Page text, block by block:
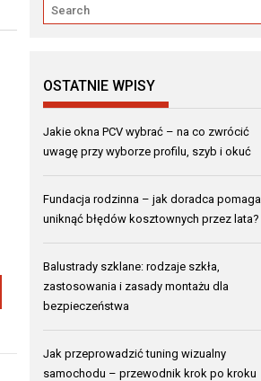
OSTATNIE WPISY
Jakie okna PCV wybrać – na co zwrócić
uwagę przy wyborze profilu, szyb i okuć
Fundacja rodzinna – jak doradca pomaga
uniknąć błędów kosztownych przez lata?
Balustrady szklane: rodzaje szkła,
zastosowania i zasady montażu dla
bezpieczeństwa
Jak przeprowadzić tuning wizualny
samochodu – przewodnik krok po kroku